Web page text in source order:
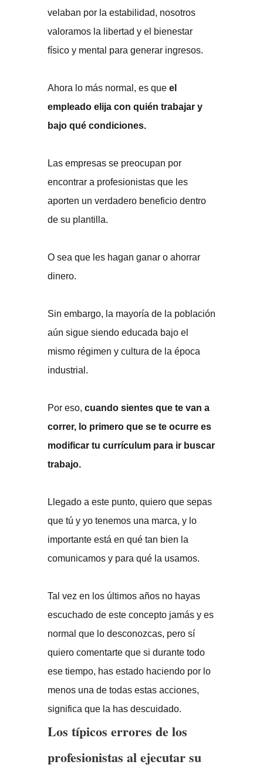
velaban por la estabilidad, nosotros
valoramos la libertad y el bienestar
físico y mental para generar ingresos.
Ahora lo más normal, es que el
empleado elija con quién trabajar y
bajo qué condiciones.
Las empresas se preocupan por
encontrar a profesionistas que les
aporten un verdadero beneficio dentro
de su plantilla.
O sea que les hagan ganar o ahorrar
dinero.
Sin embargo, la mayoría de la población
aún sigue siendo educada bajo el
mismo régimen y cultura de la época
industrial.
Por eso, cuando sientes que te van a
correr, lo primero que se te ocurre es
modificar tu currículum para ir buscar
trabajo.
Llegado a este punto, quiero que sepas
que tú y yo tenemos una marca, y lo
importante está en qué tan bien la
comunicamos y para qué la usamos.
Tal vez en los últimos años no hayas
escuchado de este concepto jamás y es
normal que lo desconozcas, pero sí
quiero comentarte que si durante todo
ese tiempo, has estado haciendo por lo
menos una de todas estas acciones,
significa que la has descuidado.
Los típicos errores de los
profesionistas al ejecutar su